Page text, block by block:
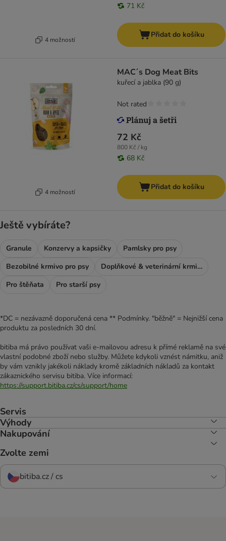
4 možností
71 Kč
Přidat do košíku
4 možností
MAC´s Dog Meat Bits
kuřecí a jablka (90 g)
72 Kč
800 Kč / kg
68 Kč
Not rated
Přidat do košíku
Ještě vybíráte?
Granule Konzervy a kapsičky
Pamlsky pro psy
Bezobilné krmivo pro psy
Doplňkové & veterinární krmivo
Pro štěňata
Pro starší psy
*DC = nezávazně doporučená cena ** Podmínky. "běžně" = Nejnižší cena
produktu za posledních 30 dní.
bitiba má právo používat vaši e-mailovou adresu k přímé reklamě na své
vlastní podobné zboží nebo služby. Můžete kdykoli vznést námitku, aniž
by vám vznikly jakékoli náklady kromě základních nákladů za kontakt
zákaznického servisu bitiba. Více informací:
https://support.bitiba.cz/cs/support/home
Servis
Výhody
Nakupování
Zvolte zemi
bitiba.cz / cs